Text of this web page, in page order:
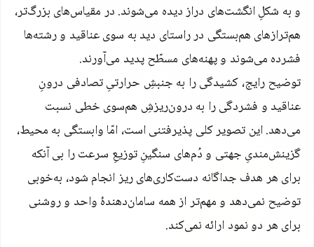
و به شکلِ انگشت‌های دراز دیده می‌شوند. در مقیاس‌های بزرگ‌تر،
هم‌ترازهای هم‌بستگی در راستای دید به سوی عناقید و رشته‌ها
فشرده می‌شوند و پهنه‌های مسطّح پدید می‌آورند.
توضیح رایج، کشیدگی را به جنبشِ حرارتیِ تصادفی درونِ
عناقید و فشردگی را به درون‌ریزشِ هم‌سوی خطی نسبت
می‌دهد. این تصویر کلی پذیرفتنی است، امّا وابستگی به محیط،
گزینش‌مندیِ جهتی و دُم‌های سنگینِ توزیعِ سرعت را بی آنکه
برای هر هدف جداگانه دست‌کاری‌های ریز انجام شود، به‌خوبی
توضیح نمی‌دهد و مهم‌تر از همه سامان‌دهندهٔ واحد و روشنی
برای هر دو نمود ارائه نمی‌کند.